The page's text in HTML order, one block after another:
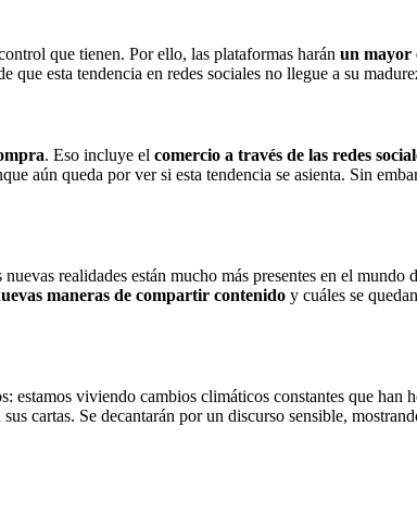
que tienen. Por ello, las plataformas harán un mayor
que esta tendencia en redes sociales no llegue a su
. Eso incluye el comercio a través de las redes
aún queda por ver si esta tendencia se asienta. Sin
realidades están mucho más presentes en el
maneras de compartir contenido y cuáles se
estamos viviendo cambios climáticos constantes que han
cartas. Se decantarán por un discurso sensible,